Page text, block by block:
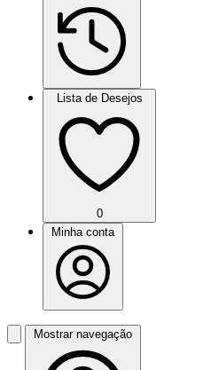
Lista de Desejos
0
Minha conta
Mostrar navegação